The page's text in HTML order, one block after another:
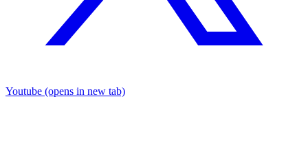
Youtube (opens in new tab)